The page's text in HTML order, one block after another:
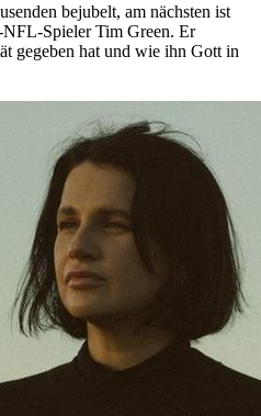
bejubelt, am nächsten ist
NFL-Spieler Tim Green. Er
gegeben hat und wie ihn Gott in